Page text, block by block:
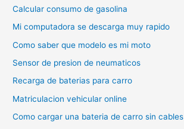
Calcular consumo de gasolina
Mi computadora se descarga muy rapido
Como saber que modelo es mi moto
Sensor de presion de neumaticos
Recarga de baterias para carro
Matriculacion vehicular online
Como cargar una bateria de carro sin cables